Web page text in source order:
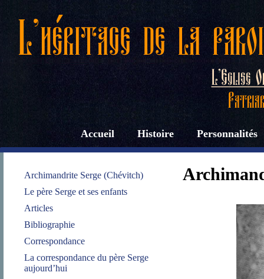
Accueil Histoire Personnalités
Archimandrite Serge (Chévitch)
Le père Serge et ses enfants
Articles
Bibliographie
Correspondance
La correspondance du père Serge
aujourd’hui